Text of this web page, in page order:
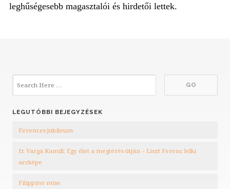
leghűségesebb magasztalói és hirdetői lettek.
LEGUTÓBBI BEJEGYZÉSEK
Ferences jubileum
fr. Varga Kamill: Egy élet a megtérés útján – Liszt Ferenc lelki
arcképe
Filippínó mise